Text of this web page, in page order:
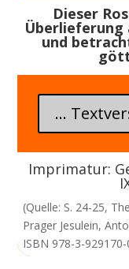
Dieser
Überlieferung
und
...
Imprimatur:
(Quelle: S. 24-25,
Prager Jesulein,
ISBN 978-3-